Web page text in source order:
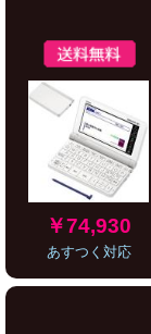
￥74,930
あすつく対応